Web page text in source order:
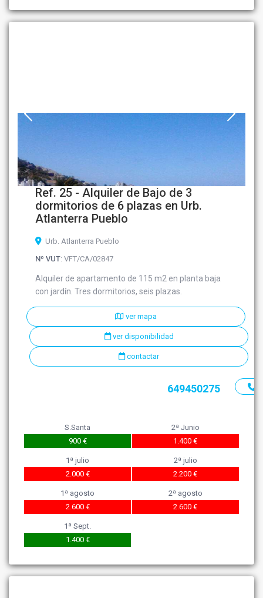
Ref. 25 - Alquiler de Bajo de 3
dormitorios de 6 plazas en Urb.
Atlanterra Pueblo
Urb. Atlanterra Pueblo
Nº VUT: VFT/CA/02847
Alquiler de apartamento de 115 m2 en planta baja
con jardín. Tres dormitorios, seis plazas.
ver mapa
ver disponibilidad
contactar
649450275
S.Santa
900 €
2ª Junio
1.400 €
1ª julio
2.000 €
2ª julio
2.200 €
1ª agosto
2.600 €
2ª agosto
2.600 €
1ª Sept.
1.400 €